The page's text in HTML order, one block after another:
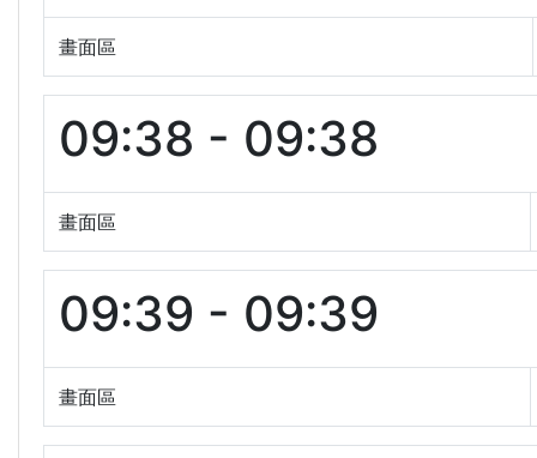
畫面區
09:38 - 09:38
畫面區
09:39 - 09:39
畫面區